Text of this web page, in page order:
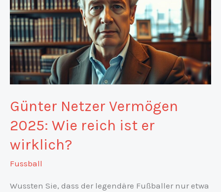
Günter Netzer Vermögen
2025: Wie reich ist er
wirklich?
Fussball
Wussten Sie, dass der legendäre Fußballer nur etwa